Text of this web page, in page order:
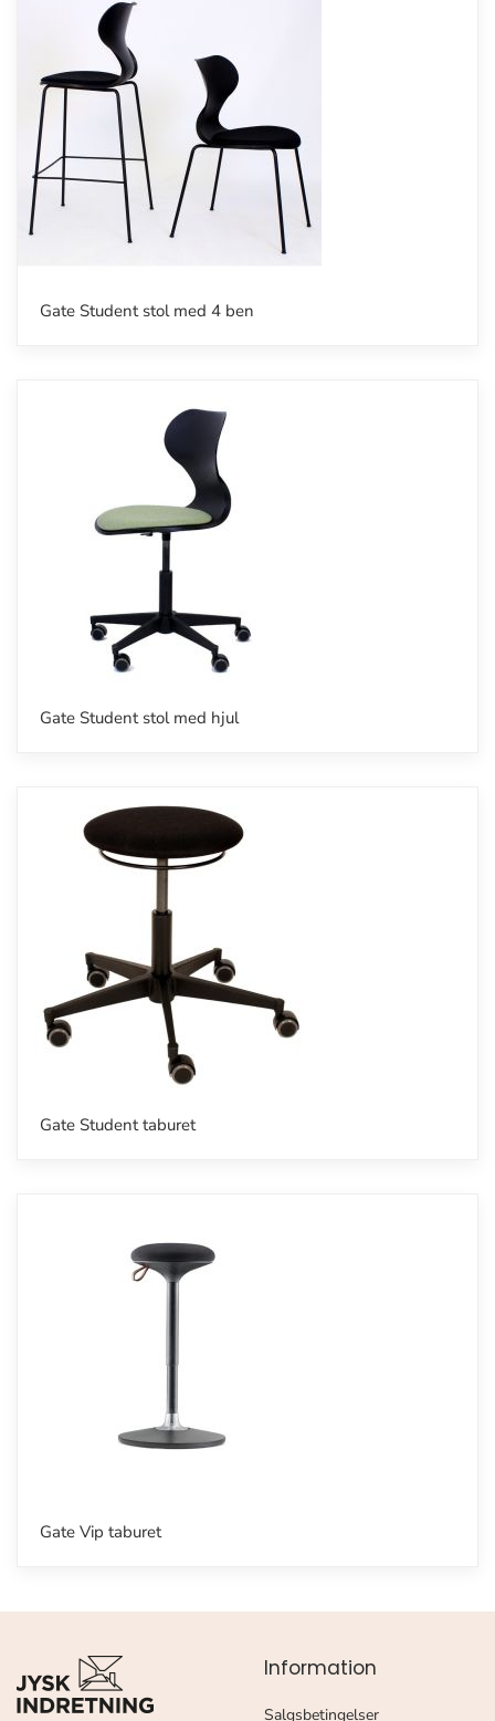
Gate Student stol med 4 ben
Gate Student stol med hjul
Gate Student taburet
Gate Vip taburet
Information
Salgsbetingelser